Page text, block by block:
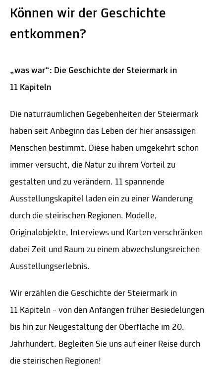
Können wir der Geschichte
entkommen?
„was war“: Die Geschichte der Steiermark in
11 Kapiteln
Die naturräumlichen Gegebenheiten der Steiermark
haben seit Anbeginn das Leben der hier ansässigen
Menschen bestimmt. Diese haben umgekehrt schon
immer versucht, die Natur zu ihrem Vorteil zu
gestalten und zu verändern. 11 spannende
Ausstellungskapitel laden ein zu einer Wanderung
durch die steirischen Regionen. Modelle,
Originalobjekte, Interviews und Karten verschränken
dabei Zeit und Raum zu einem abwechslungsreichen
Ausstellungserlebnis.
Wir erzählen die Geschichte der Steiermark in
11 Kapiteln – von den Anfängen früher Besiedelungen
bis hin zur Neugestaltung der Oberfläche im 20.
Jahrhundert. Begleiten Sie uns auf einer Reise durch
die steirischen Regionen!